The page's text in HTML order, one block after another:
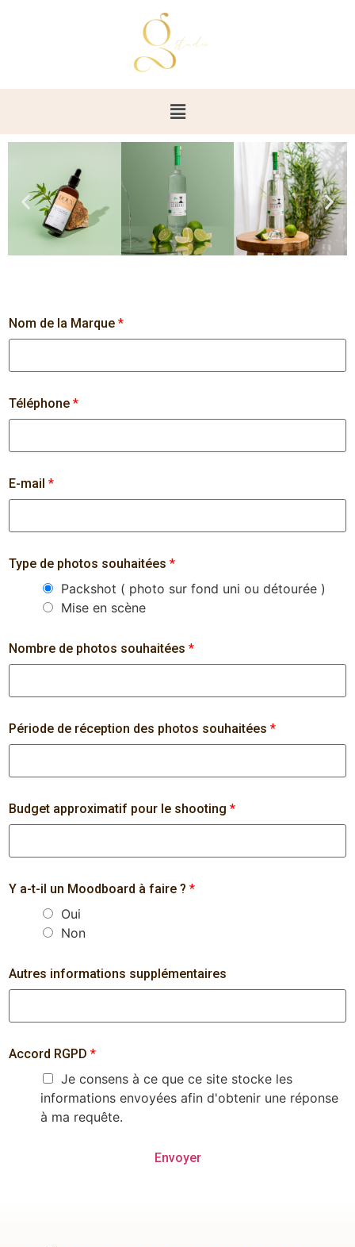
Nom de la Marque *
Téléphone *
E-mail *
Type de photos souhaitées *
Packshot ( photo sur fond uni ou détourée )
Mise en scène
Nombre de photos souhaitées *
Période de réception des photos souhaitées *
Budget approximatif pour le shooting *
Y a-t-il un Moodboard à faire ? *
Oui
Non
Autres informations supplémentaires
Accord RGPD *
Je consens à ce que ce site stocke les
informations envoyées afin d'obtenir une réponse
à ma requête.
Envoyer